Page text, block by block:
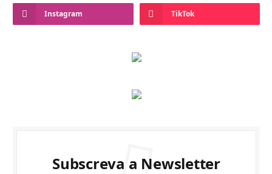
Instagram TikTok
Subscreva a Newsletter